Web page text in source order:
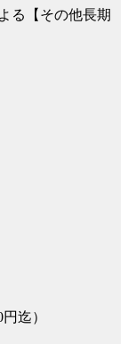
る【その他長期
迄）